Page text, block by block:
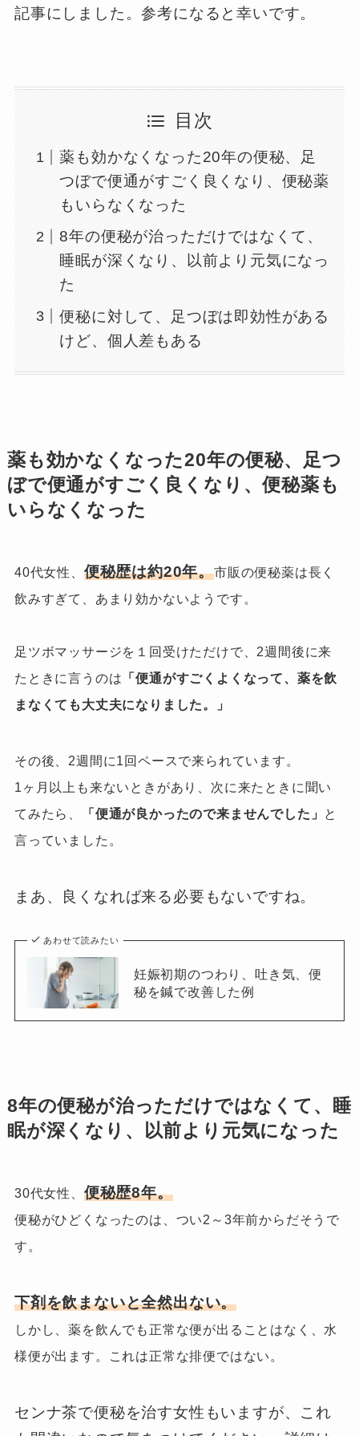
記事にしました。参考になると幸いです。
目次
薬も効かなくなった20年の便秘、足
つぼで便通がすごく良くなり、便秘薬
もいらなくなった
8年の便秘が治っただけではなくて、
睡眠が深くなり、以前より元気になっ
た
便秘に対して、足つぼは即効性がある
けど、個人差もある
薬も効かなくなった20年の便秘、足つ
ぼで便通がすごく良くなり、便秘薬も
いらなくなった
40代女性、 便秘歴は約20年。市販の便秘薬は長く
飲みすぎて、あまり効かないようです。
足ツボマッサージを１回受けただけで、2週間後に来
たときに言うのは 「便通がすごくよくなって、薬を飲
まなくても大丈夫になりました。」
その後、2週間に1回ペースで来られています。
1ヶ月以上も来ないときがあり、次に来たときに 聞い
てみたら、
「便通が良かったので来ませんでした」 と
言っていました。
まあ、良くなれば来る必要もないですね。
あわせて読みたい
妊娠初期のつわり、吐き気、便
秘を鍼で改善した例
8年の便秘が治っただけではなくて、睡
眠が深くなり、以前より元気になった
30代女性、 便秘歴8年。
便秘がひどくなったのは、つい2～3年前からだそうで
す。
下剤を飲まないと全然出ない。
しかし、薬を飲んでも正常な便が出ることはなく、水
様便が出ます。これは正常な排便ではない。
センナ茶で便秘を治す女性もいますが、これ